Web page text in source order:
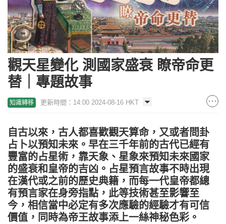
觀天星變化 測國家盛衰 瞭帝命更
替｜專題故事
知識轉移 更新時間：14:00 2024-08-16 HKT
自古以來，古人都喜歡觀天算命，又或者問卦
占卜以預知未來。早在三千年前的古代已經有
豐富的占星術，靠天象、星象來預知未來國家
的盛衰和皇帝的吉凶。占星預言故事不時出現
在漢代或之前的歷史典籍，而每一代皇帝都總
有預言家在身旁指點，此等技術甚至影響至
今，相信當中必定有多次應驗的經驗才有可信
價值，同時為帝王故事添上一絲神秘色彩。